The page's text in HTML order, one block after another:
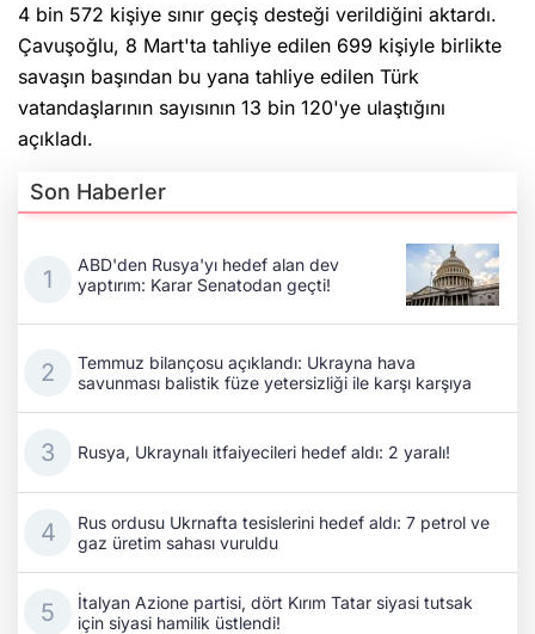
4 bin 572 kişiye sınır geçiş desteği verildiğini aktardı.
Çavuşoğlu, 8 Mart'ta tahliye edilen 699 kişiyle birlikte
savaşın başından bu yana tahliye edilen Türk
vatandaşlarının sayısının 13 bin 120'ye ulaştığını
açıkladı.
Son Haberler
ABD'den Rusya'yı hedef alan dev
yaptırım: Karar Senatodan geçti!
Temmuz bilançosu açıklandı: Ukrayna hava
savunması balistik füze yetersizliği ile karşı karşıya
Rusya, Ukraynalı itfaiyecileri hedef aldı: 2 yaralı!
Rus ordusu Ukrnafta tesislerini hedef aldı: 7 petrol ve
gaz üretim sahası vuruldu
İtalyan Azione partisi, dört Kırım Tatar siyasi tutsak
için siyasi hamilik üstlendi!